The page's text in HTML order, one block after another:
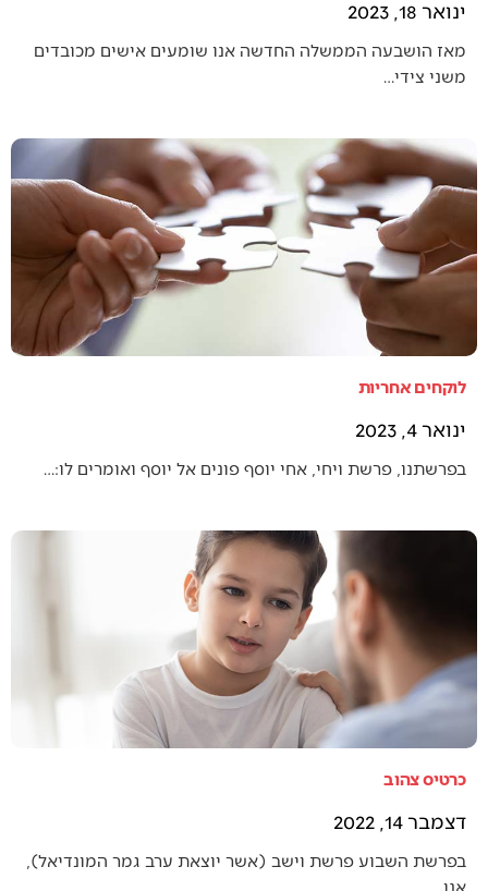
ינואר 18, 2023
מאז הושבעה הממשלה החדשה אנו שומעים אישים מכובדים
משני צידי…
לוקחים אחריות
ינואר 4, 2023
בפרשתנו, פרשת ויחי, אחי יוסף פונים אל יוסף ואומרים לו:…
כרטיס צהוב
דצמבר 14, 2022
בפרשת השבוע פרשת וישב (אשר יוצאת ערב גמר המונדיאל),
אנו…